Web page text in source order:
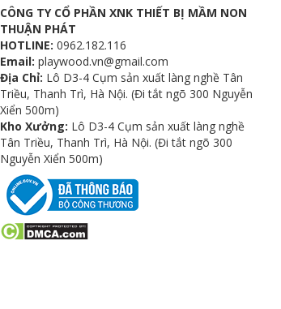
CÔNG TY CỔ PHẦN XNK THIẾT BỊ MẦM NON
THUẬN PHÁT
HOTLINE: 0962.182.116
Email: playwood.vn@gmail.com
Địa Chỉ: Lô D3-4 Cụm sản xuất làng nghề Tân
Triều, Thanh Trì, Hà Nội. (Đi tắt ngõ 300 Nguyễn
Xiển 500m)
Kho Xưởng: Lô D3-4 Cụm sản xuất làng nghề
Tân Triều, Thanh Trì, Hà Nội. (Đi tắt ngõ 300
Nguyễn Xiển 500m)